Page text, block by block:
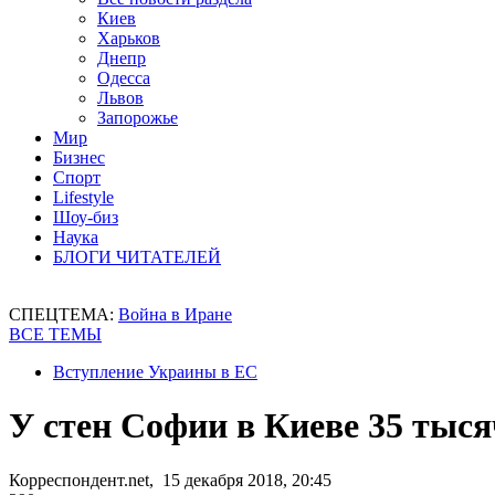
Киев
Харьков
Днепр
Одесса
Львов
Запорожье
Мир
Бизнес
Спорт
Lifestyle
Шоу-биз
Наука
БЛОГИ ЧИТАТЕЛЕЙ
СПЕЦТЕМА: Война в Иране
ВСЕ ТЕМЫ
Вступление Украины в ЕС
У стен Софии в Киеве 35
Корреспондент.net, 15 декабря 2018, 20:45